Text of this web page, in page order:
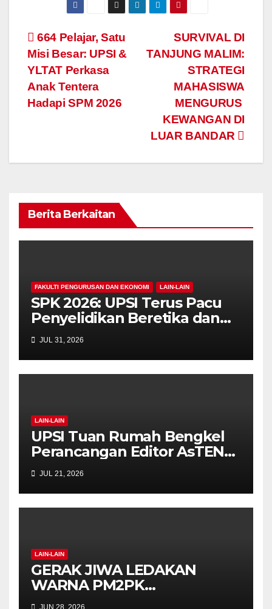
Navigasi
kiriman
SURVIVAL DI
TANJUNG MALIM:
STRATEGI
MAHASISWA
MENGURUS
KEWANGAN DI
LUAR BANDAR
664 Pelajar, Satu
Misi Besar: UPSI &
YLTAT Perkasa
Anak Tentera
Hadapi SPM 2026
Berita Berkaitan
FAKULTI PENGURUSAN DAN EKONOMI LAIN-LAIN
SPK 2026: UPSI Terus Pacu
Penyelidikan Beretika dan
Inovasi Berteraskan
Manusiawi Dalam Era AI
JUL 31, 2026
LAIN-LAIN
UPSI Tuan Rumah Bengkel
Perancangan Editor AsTEN
Journal of Teacher Training
Education
JUL 21, 2026
LAIN-LAIN
GERAK JIWA LEDAKAN
WARNA PM2PK
SEMARAKKAN FPM FEST
JUN 28, 2026